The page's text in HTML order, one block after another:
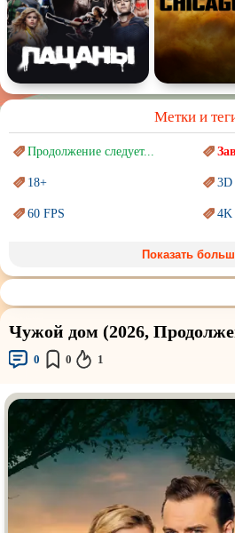
Метки и
Продолжение следует...
18+ 3D
60 FPS 4K
Marvel
Sci-Fi (Научнаяфантастика)
Авангард иСюрреализм
Аниме
Врачи
Дорамы
Киберпанк
Наркотики
Показать
Чужой дом (2026,
0 0 1